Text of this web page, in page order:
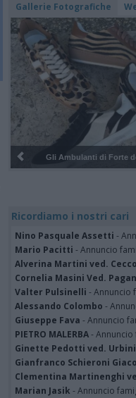
Gallerie Fotografiche
Pulizia del bosco del
Ricordiamo i nostri cari
Nino Pasquale Assetti -
Mario Pacitti - Annuncio
Alverina Martini ved.
Cornelia Masini Ved.
Valter Pulsinelli - Annuncio
Alessando Colombo -
Giuseppe Fava - Annuncio
PIETRO MALERBA- Annuncio
Ginette Pedotti ved. Urbini
Gianfranco Schieroni
Clementina Martinenghi
Marian Jasik - Annuncio